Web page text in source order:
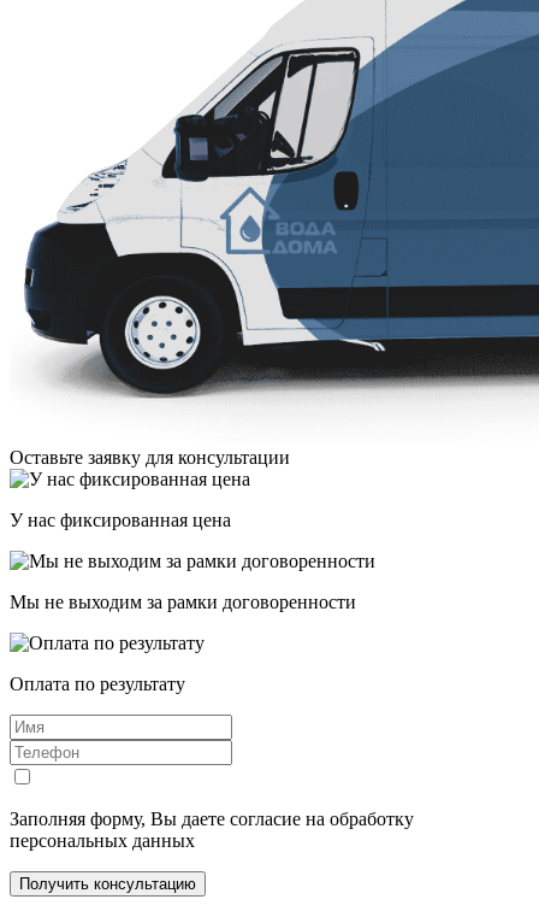
Оставьте заявку для консультации
У нас фиксированная цена
Мы не выходим за рамки договоренности
Оплата по результату
Заполняя форму, Вы даете согласие на обработку
персональных данных
Получить консультацию